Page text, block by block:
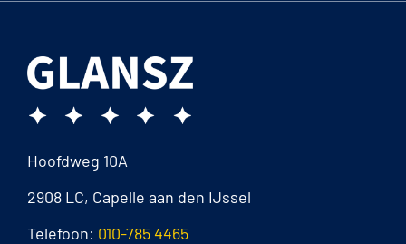
Hoofdweg 10A
2908 LC, Capelle aan den IJssel
Telefoon: 010-785 4465